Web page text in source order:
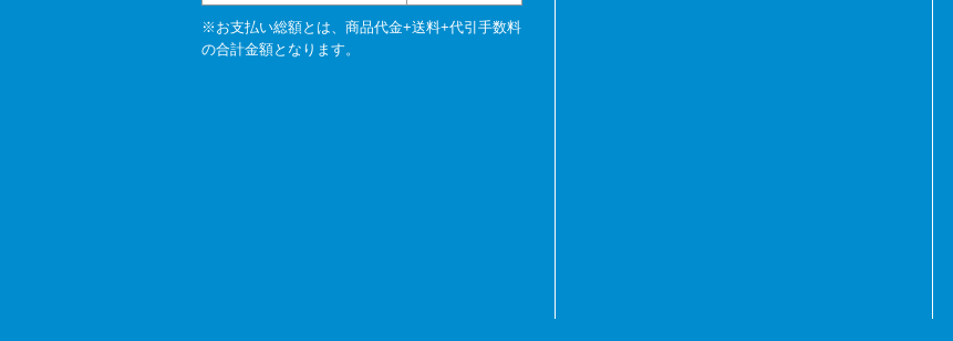
※お支払い総額とは、商品代金+送料+代引手数料
の合計金額となります。